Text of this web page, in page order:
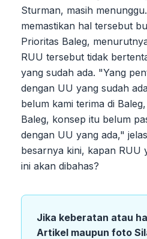
Sturman, masih
memastikan hal tersebut
Prioritas Baleg,
RUU tersebut tidak
yang sudah ada. "Yang
dengan UU yang sudah
belum kami terima di
Baleg, konsep itu belum
dengan UU yang ada,"
besarnya kini, kapan RUU
ini akan dibahas?
Jika keberatan atau
Artikel maupun foto